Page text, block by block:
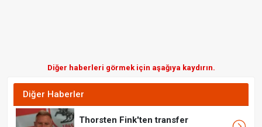
Diğer haberleri görmek için aşağıya kaydırın.
Diğer Haberler
Thorsten Fink'ten transfer